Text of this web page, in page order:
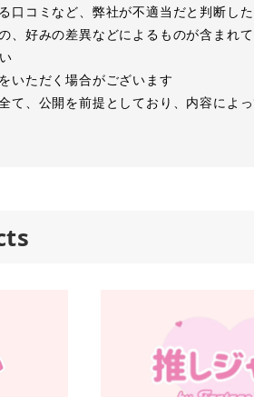
口コミなど、弊社が不適当だと判断し
、好みの差異などによるものが含まれ
いただく場合がございます
て、公開を前提としており、内容によ